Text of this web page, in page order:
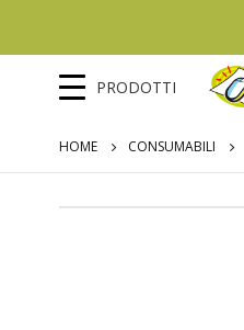
PRODOTTI
HOME CONSUMABILI